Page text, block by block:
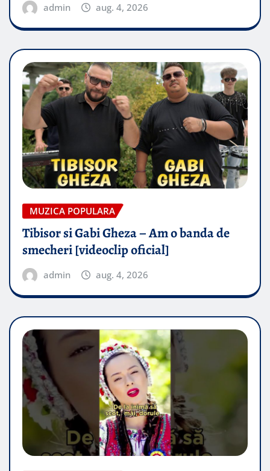
admin aug. 4, 2026
MUZICA POPULARA
Tibisor si Gabi Gheza – Am o banda de
smecheri [videoclip oficial]
admin aug. 4, 2026